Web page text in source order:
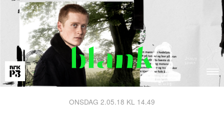
ONSDAG 2.05.18 KL 14.49